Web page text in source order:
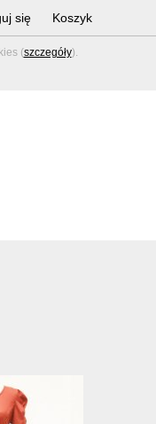
(szczegóły).
się Koszyk